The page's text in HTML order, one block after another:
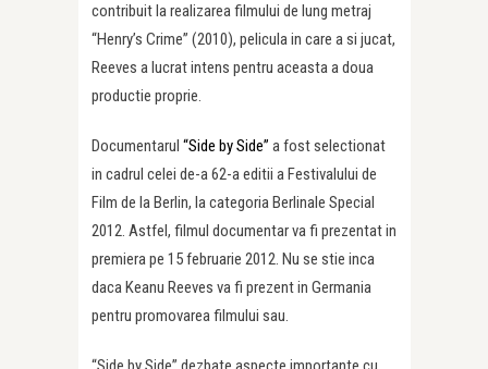
contribuit la realizarea filmului de lung metraj
“Henry’s Crime” (2010), pelicula in care a si jucat,
Reeves a lucrat intens pentru aceasta a doua
productie proprie.
Documentarul “Side by Side” a fost selectionat
in cadrul celei de-a 62-a editii a Festivalului de
Film de la Berlin, la categoria Berlinale Special
2012. Astfel, filmul documentar va fi prezentat in
premiera pe 15 februarie 2012. Nu se stie inca
daca Keanu Reeves va fi prezent in Germania
pentru promovarea filmului sau.